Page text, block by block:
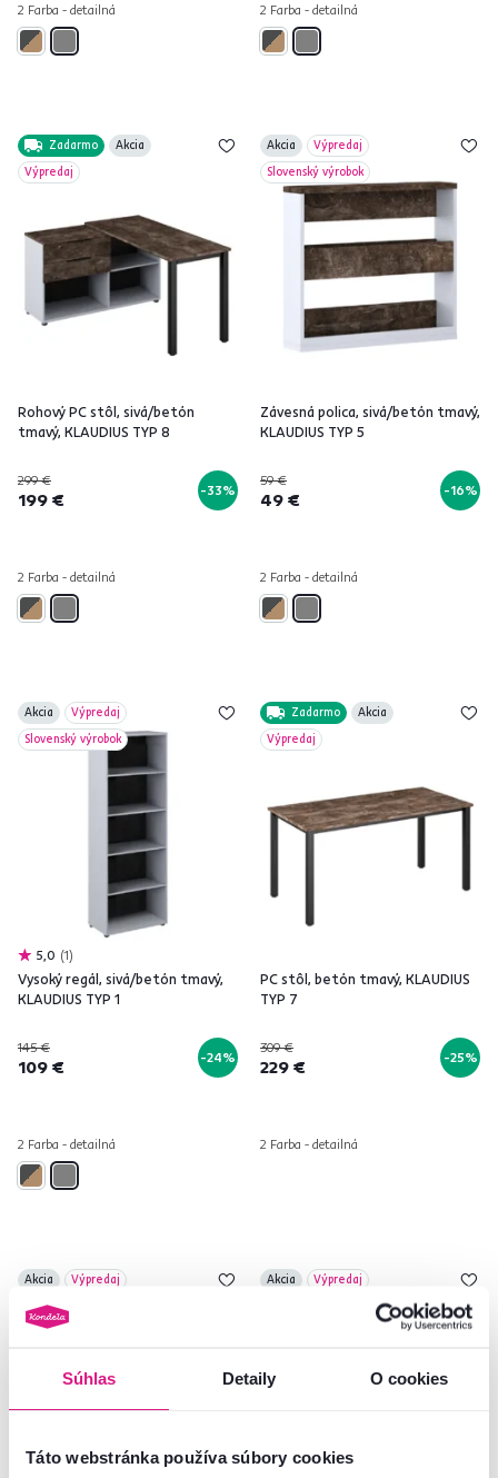
Súhlas Detaily O cookies
Táto webstránka používa súbory cookies
2 Farba - detailná 2 Farba - detailná
Zadarmo
Akcia
Výpredaj
Rohový PC stôl, sivá/betón
tmavý, KLAUDIUS TYP 8
299 €
199 € -33%
2 Farba - detailná
Akcia
Výpredaj
Slovenský výrobok
Závesná polica, sivá/betón tmavý,
KLAUDIUS TYP 5
59 €
49 € -16%
2 Farba - detailná
Akcia
Výpredaj
Slovenský výrobok
5,0 1
Vysoký regál, sivá/betón tmavý,
KLAUDIUS TYP 1
145 €
109 € -24%
2 Farba - detailná
Zadarmo
Akcia
Výpredaj
PC stôl, betón tmavý, KLAUDIUS
TYP 7
309 €
229 € -25%
2 Farba - detailná
Akcia
Výpredaj
Slovenský výrobok
Akcia
Výpredaj